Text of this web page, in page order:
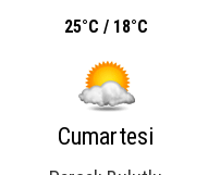
25°C / 18°C
Cumartesi